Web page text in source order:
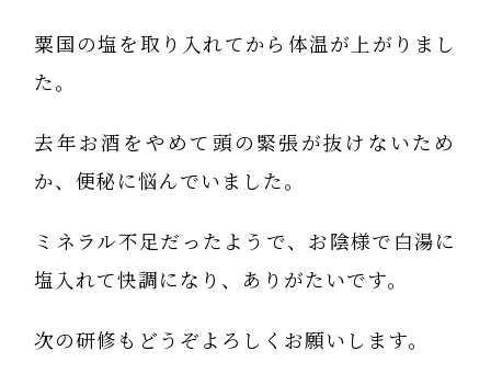
粟国の塩を取り入れてから体温が上がりまし
た。
去年お酒をやめて頭の緊張が抜けないため
か、便秘に悩んでいました。
ミネラル不足だったようで、お陰様で白湯に
塩入れて快調になり、ありがたいです。
次の研修もどうぞよろしくお願いします。